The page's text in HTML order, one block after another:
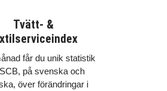
Tvätt- &
får du unik statistik
på svenska och
över förändringar i